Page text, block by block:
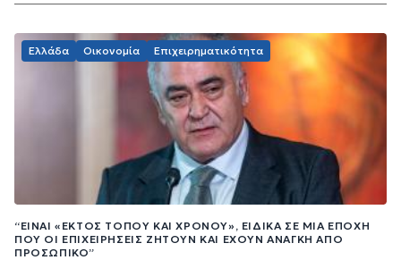
Ελλάδα Οικονομία Επιχειρηματικότητα
“ΕΊΝΑΙ «ΕΚΤΌΣ ΤΌΠΟΥ ΚΑΙ ΧΡΌΝΟΥ», ΕΙΔΙΚΆ ΣΕ ΜΙΑ ΕΠΟΧΉ
ΠΟΥ ΟΙ ΕΠΙΧΕΙΡΉΣΕΙΣ ΖΗΤΟΎΝ ΚΑΙ ΈΧΟΥΝ ΑΝΆΓΚΗ ΑΠΌ
ΠΡΟΣΩΠΙΚΌ”